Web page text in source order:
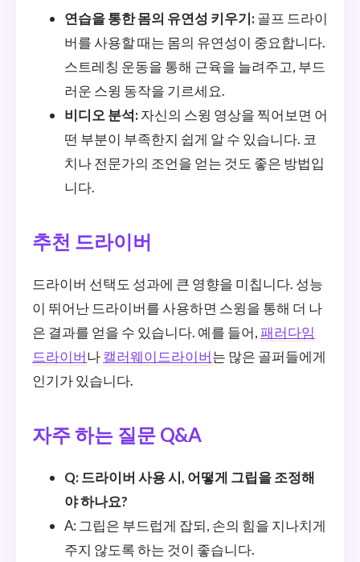
연습을 통한 몸의 유연성 키우기: 골프 드라이
버를 사용할 때는 몸의 유연성이 중요합니다.
스트레칭 운동을 통해 근육을 늘려주고, 부드
러운 스윙 동작을 기르세요.
비디오 분석: 자신의 스윙 영상을 찍어보면 어
떤 부분이 부족한지 쉽게 알 수 있습니다. 코
치나 전문가의 조언을 얻는 것도 좋은 방법입
니다.
추천 드라이버
드라이버 선택도 성과에 큰 영향을 미칩니다. 성능
이 뛰어난 드라이버를 사용하면 스윙을 통해 더 나
은 결과를 얻을 수 있습니다. 예를 들어,패러다임
드라이버나캘러웨이드라이버는 많은 골퍼들에게
인기가 있습니다.
자주 하는 질문 Q&A
Q: 드라이버 사용 시, 어떻게 그립을 조정해
야 하나요?
A: 그립은 부드럽게 잡되, 손의 힘을 지나치게
주지 않도록 하는 것이 좋습니다.